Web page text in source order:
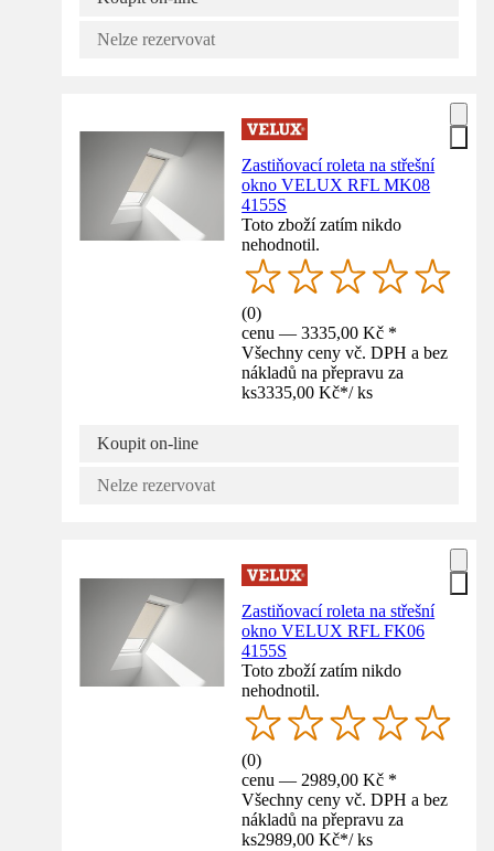
Nelze rezervovat
Zastiňovací roleta na střešní
okno VELUX RFL MK08
4155S
Toto zboží zatím nikdo
nehodnotil.
(0)
cenu — 3335,00 Kč *
Všechny ceny vč. DPH a bez
nákladů na přepravu za
ks3335,00 Kč*/ ks
Koupit on-line
Nelze rezervovat
Zastiňovací roleta na střešní
okno VELUX RFL FK06
4155S
Toto zboží zatím nikdo
nehodnotil.
(0)
cenu — 2989,00 Kč *
Všechny ceny vč. DPH a bez
nákladů na přepravu za
ks2989,00 Kč*/ ks